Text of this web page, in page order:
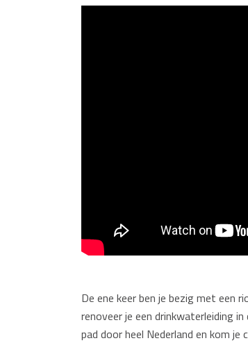
De ene keer ben je bezig met een
renoveer je een drinkwaterleiding
pad door heel Nederland en kom